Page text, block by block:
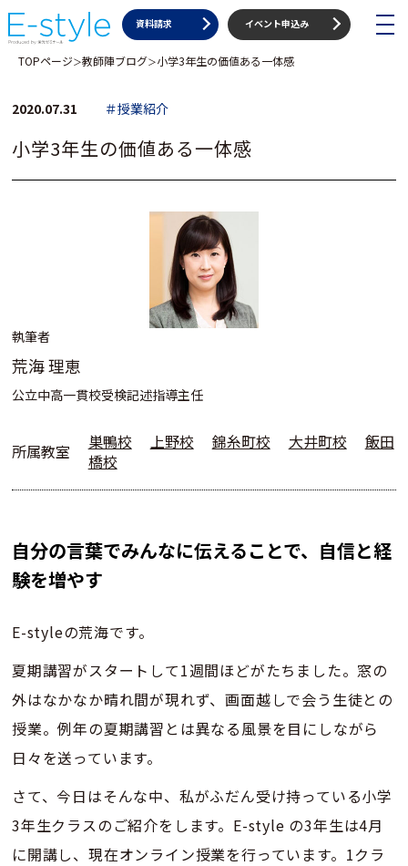
toggle
資料請求 イベント申込み
TOPページ＞教師陣ブログ＞小学3年生の価値ある一体感
2020.07.31 ＃授業紹介
小学3年生の価値ある一体感
執筆者
荒海 理恵
公立中高一貫校受検記述指導主任
所属教室 巣鴨校 上野校 錦糸町校 大井町校
飯田
橋校
自分の言葉でみんなに伝えることで、自信と経
験を増やす
E-styleの荒海です。
夏期講習がスタートして1週間ほどがたちました。窓の
外はなかなか晴れ間が現れず、画面越しで会う生徒との
授業。例年の夏期講習とは異なる風景を目にしながら
日々を送っています。
さて、今日はそんな中、私がふだん受け持っている小学
3年生クラスのご紹介をします。E-style の3年生は4月
に開講し、現在オンライン授業を行っています。1クラ